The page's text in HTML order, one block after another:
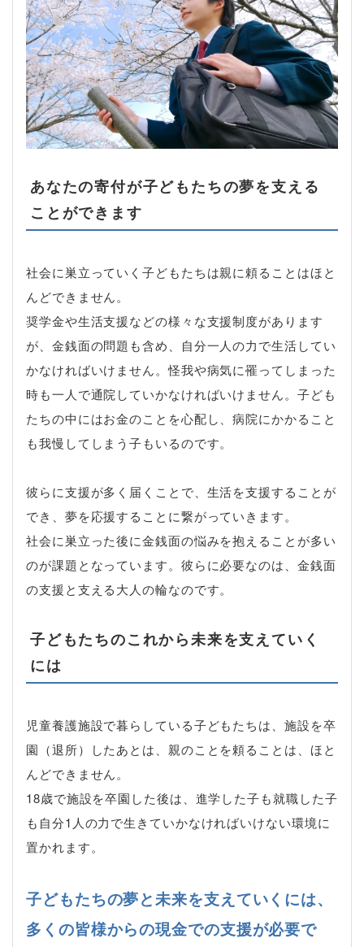
あなたの寄付が子どもたちの夢を支える
ことができます
社会に巣立っていく子どもたちは親に頼ることはほと
んどできません。
奨学金や生活支援などの様々な支援制度があります
が、金銭面の問題も含め、自分一人の力で生活してい
かなければいけません。怪我や病気に罹ってしまった
時も一人で通院していかなければいけません。子ども
たちの中にはお金のことを心配し、病院にかかること
も我慢してしまう子もいるのです。
彼らに支援が多く届くことで、生活を支援することが
でき、夢を応援することに繋がっていきます。
社会に巣立った後に金銭面の悩みを抱えることが多い
のが課題となっています。彼らに必要なのは、金銭面
の支援と支える大人の輪なのです。
子どもたちのこれから未来を支えていく
には
児童養護施設で暮らしている子どもたちは、施設を卒
園（退所）したあとは、親のことを頼ることは、ほと
んどできません。
18歳で施設を卒園した後は、進学した子も就職した子
も自分1人の力で生きていかなければいけない環境に
置かれます。
子どもたちの夢と未来を支えていくには、
多くの皆様からの現金での支援が必要で